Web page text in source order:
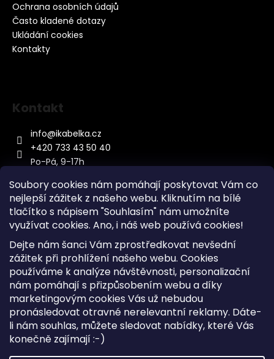
Soubory cookies nám pomáhají poskytovat Vám co
nejlepší zážitek z našeho webu. Kliknutím na bílé
tlačítko s nápisem "Souhlasím" nám umožníte
využívat cookies. Ano, i náš web používá cookies!
Dejte nám šanci Vám zprostředkovat nevšední
zážitek při prohlížení našeho webu. Cookies
používáme k analýze návštěvnosti, personalizační
nám pomáhají s přizpůsobením webu a díky
marketingovým cookies Vás už nebudou
pronásledovat otravné nerelevantní reklamy. Dáte-
li nám souhlas, můžete sledovat nabídky, které Vás
konečně zajímají :-)
Ochrana osobních údajů
Často kladené dotazy
Ukládání cookies
Kontakty
Kontakt
info@ikabelka.cz
+420 733 43 50 40
Po-Pá, 9-17h
Kontakt
Sitemap
Doprava a Platba
Reklamace Zboží
Obchodní podmínky